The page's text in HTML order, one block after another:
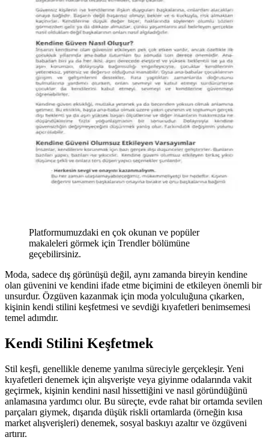
Platformumuzdaki en çok okunan ve popüler
makaleleri görmek için Trendler bölümüne
geçebilirsiniz.
Moda, sadece dış görünüşü değil, aynı zamanda bireyin kendine
olan güvenini ve kendini ifade etme biçimini de etkileyen önemli bir
unsurdur. Özgüven kazanmak için moda yolculuğuna çıkarken,
kişinin kendi stilini keşfetmesi ve sevdiği kıyafetleri benimsemesi
temel adımdır.
Kendi Stilini Keşfetmek
Stil keşfi, genellikle deneme yanılma süreciyle gerçekleşir. Yeni
kıyafetleri denemek için alışverişte veya giyinme odalarında vakit
geçirmek, kişinin kendini nasıl hissettiğini ve nasıl göründüğünü
anlamasına yardımcı olur. Bu süreçte, evde rahat bir ortamda sevilen
parçaları giymek, dışarıda düşük riskli ortamlarda (örneğin kısa
market alışverişleri) denemek, sosyal baskıyı azaltır ve özgüveni
artırır.